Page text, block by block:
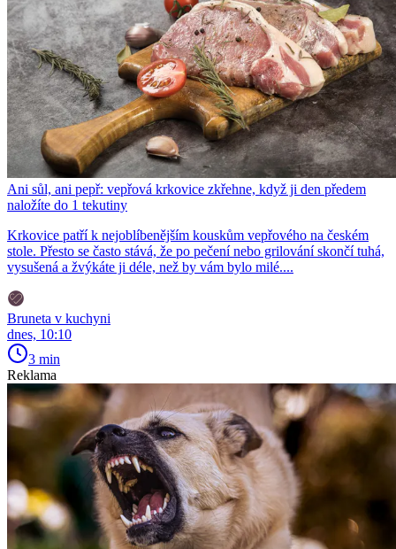
Ani sůl, ani pepř: vepřová krkovice zkřehne, když ji den předem
naložíte do 1 tekutiny
Krkovice patří k nejoblíbenějším kouskům vepřového na českém
stole. Přesto se často stává, že po pečení nebo grilování skončí tuhá,
vysušená a žvýkáte ji déle, než by vám bylo milé....
Bruneta v kuchyni
dnes, 10:10
3 min
Reklama